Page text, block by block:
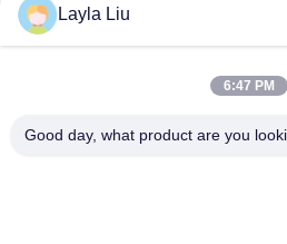
เป็น
ตัว
หมวดหมู่ยอดนิยม
อุปกรณ์แปรรูปผัก อุ
Layla Liu
6:47 PM
Good day, what product are you